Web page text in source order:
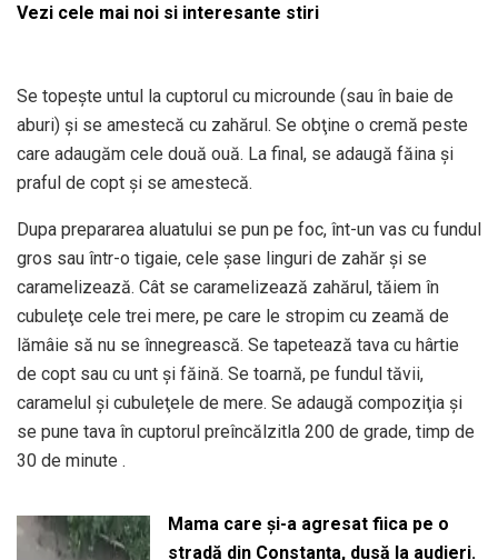
Vezi cele mai noi si interesante stiri
Se topeşte untul la cuptorul cu microunde (sau în baie de
aburi) şi se amestecă cu zahărul. Se obţine o cremă peste
care adaugăm cele două ouă. La final, se adaugă făina şi
praful de copt şi se amestecă.
Dupa prepararea aluatului se pun pe foc, înt-un vas cu fundul
gros sau într-o tigaie, cele şase linguri de zahăr şi se
caramelizează. Cât se caramelizează zahărul, tăiem în
cubuleţe cele trei mere, pe care le stropim cu zeamă de
lămâie să nu se înnegrească. Se tapetează tava cu hârtie
de copt sau cu unt şi făină. Se toarnă, pe fundul tăvii,
caramelul şi cubuleţele de mere. Se adaugă compoziţia şi
se pune tava în cuptorul preîncălzitla 200 de grade, timp de
30 de minute .
Mama care și-a agresat fiica pe o
stradă din Constanța, dusă la audieri.